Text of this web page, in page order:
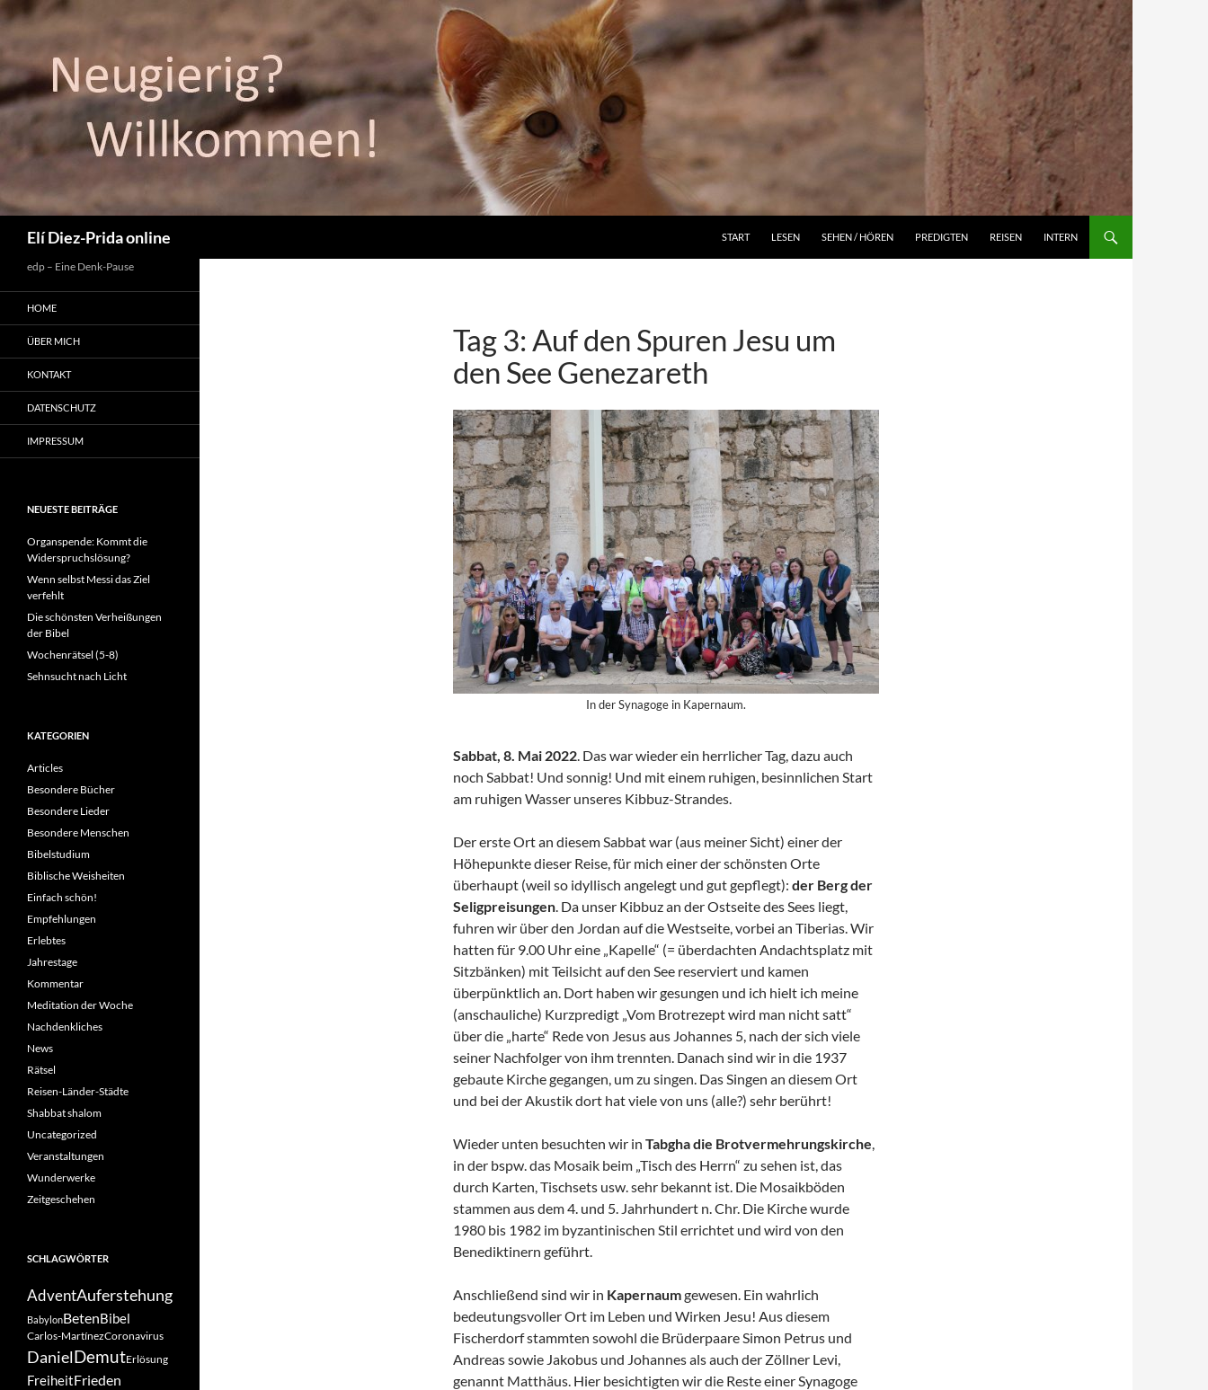
Elí Diez-Prida online
START
LESEN SEHEN / HÖREN PREDIGTEN REISEN INTERN
Tag 3: Auf den Spuren Jesu um
den See Genezareth
In der Synagoge in Kapernaum.
Sabbat, 8. Mai 2022 . Das war wieder ein herrlicher Tag, dazu auch
noch Sabbat! Und sonnig! Und mit einem ruhigen, besinnlichen Start
am ruhigen Wasser unseres Kibbuz-Strandes.
Der erste Ort an diesem Sabbat war (aus meiner Sicht) einer der
Höhepunkte dieser Reise, für mich einer der schönsten Orte
überhaupt (weil so idyllisch angelegt und gut gepflegt): der Berg der
Seligpreisungen . Da unser Kibbuz an der Ostseite des Sees liegt,
fuhren wir über den Jordan auf die Westseite, vorbei an Tiberias. Wir
hatten für 9.00 Uhr eine „Kapelle“ (= überdachten Andachtsplatz mit
Sitzbänken) mit Teilsicht auf den See reserviert und kamen
überpünktlich an. Dort haben wir gesungen und ich hielt ich meine
(anschauliche) Kurzpredigt „Vom Brotrezept wird man nicht satt“
über die „harte“ Rede von Jesus aus Johannes 5, nach der sich viele
seiner Nachfolger von ihm trennten. Danach sind wir in die 1937
gebaute Kirche gegangen, um zu singen. Das Singen an diesem Ort
und bei der Akustik dort hat viele von uns (alle?) sehr berührt!
Wieder unten besuchten wir in Tabgha die Brotvermehrungskirche
in der bspw. das Mosaik beim „Tisch des Herrn“ zu sehen ist, das
durch Karten, Tischsets usw. sehr bekannt ist. Die Mosaikböden
stammen aus dem 4. und 5. Jahrhundert n. Chr. Die Kirche wurde
1980 bis 1982 im byzantinischen Stil errichtet und wird von den
Benediktinern geführt.
Anschließend sind wir in Kapernaumgewesen. Ein wahrlich
bedeutungsvoller Ort im Leben und Wirken Jesu! Aus diesem
Fischerdorf stammten sowohl die Brüderpaare Simon Petrus und
Andreas sowie Jakobus und Johannes als auch der Zöllner Levi,
genannt Matthäus. Hier besichtigten wir die Reste einer Synagoge
edp – Eine Denk-Pause
HOME
ÜBER MICH
KONTAKT
DATENSCHUTZ
IMPRESSUM
NEUESTE BEITRÄGE
Organspende: Kommt die
Widerspruchslösung?
Wenn selbst Messi das Ziel
verfehlt
Die schönsten Verheißungen
der Bibel
Wochenrätsel (5-8)
Sehnsucht nach Licht
KATEGORIEN
Articles
Besondere Bücher
Besondere Lieder
Besondere Menschen
Bibelstudium
Biblische Weisheiten
Einfach schön!
Empfehlungen
Erlebtes
Jahrestage
Kommentar
Meditation der Woche
Nachdenkliches
News
Rätsel
Reisen-Länder-Städte
Shabbat shalom
Uncategorized
Veranstaltungen
Wunderwerke
Zeitgeschehen
SCHLAGWÖRTER
AdventAuferstehung
BabylonBetenBibel
Carlos-MartínezCoronavirus
DanielDemutErlösung
FreiheitFrieden